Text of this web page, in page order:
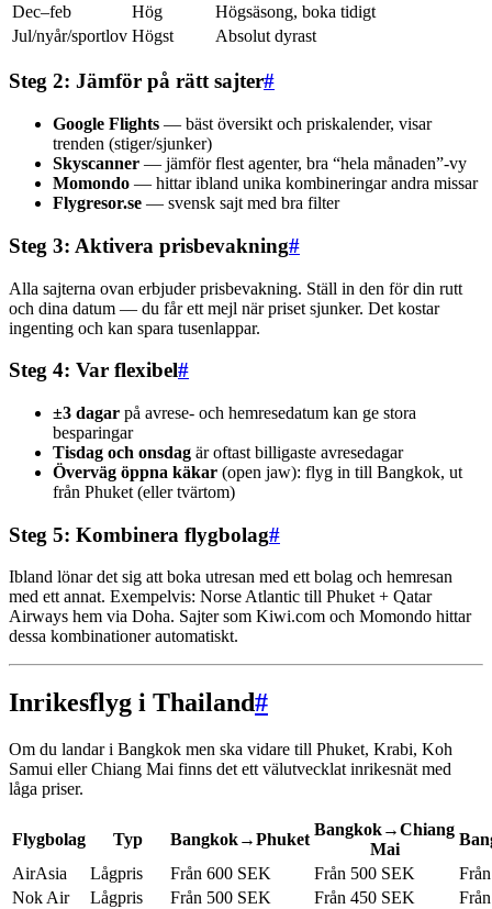
Dec–feb Hög
Högsäsong, boka tidigt
Jul/nyår/sportlov Högst Absolut dyrast
Steg 2: Jämför på rätt sajter#
Google Flights — bäst översikt och priskalender, visar
trenden (stiger/sjunker)
Skyscanner — jämför flest agenter, bra “hela månaden”-vy
Momondo — hittar ibland unika kombineringar andra missar
Flygresor.se — svensk sajt med bra filter
Steg 3: Aktivera prisbevakning#
Alla sajterna ovan erbjuder prisbevakning. Ställ in den för din rutt
och dina datum — du får ett mejl när priset sjunker. Det kostar
ingenting och kan spara tusenlappar.
Steg 4: Var flexibel#
±3 dagar på avrese- och hemresedatum kan ge stora
besparingar
Tisdag och onsdag är oftast billigaste avresedagar
Överväg öppna käkar (open jaw): flyg in till Bangkok, ut
från Phuket (eller tvärtom)
Steg 5: Kombinera flygbolag#
Ibland lönar det sig att boka utresan med ett bolag och hemresan
med ett annat. Exempelvis: Norse Atlantic till Phuket + Qatar
Airways hem via Doha. Sajter som Kiwi.com och Momondo hittar
dessa kombinationer automatiskt.
Inrikesflyg i Thailand#
Om du landar i Bangkok men ska vidare till Phuket, Krabi, Koh
Samui eller Chiang Mai finns det ett välutvecklat inrikesnät med
låga priser.
Flygbolag Typ Bangkok→Phuket
Bangkok→Chiang
Mai
AirAsia
Lågpris Från 600 SEK Från 500 SEK
Nok Air
Lågpris Från 500 SEK Från 450 SEK